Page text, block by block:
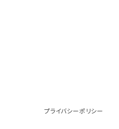
プライバシーポリシー